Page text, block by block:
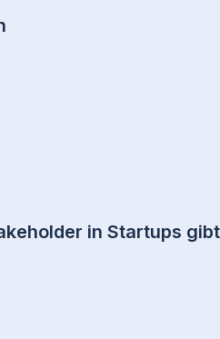
in Startups gibt